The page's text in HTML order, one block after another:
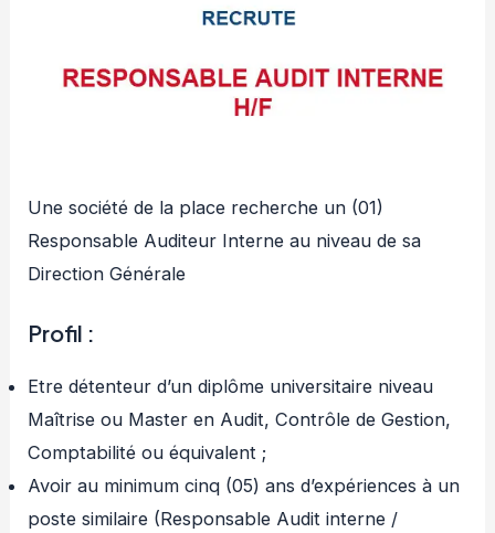
Une société de la place recherche un (01)
Responsable Auditeur Interne au niveau de sa
Direction Générale
Profil :
Etre détenteur d’un diplôme universitaire niveau
Maîtrise ou Master en Audit, Contrôle de Gestion,
Comptabilité ou équivalent ;
Avoir au minimum cinq (05) ans d’expériences à un
poste similaire (Responsable Audit interne /